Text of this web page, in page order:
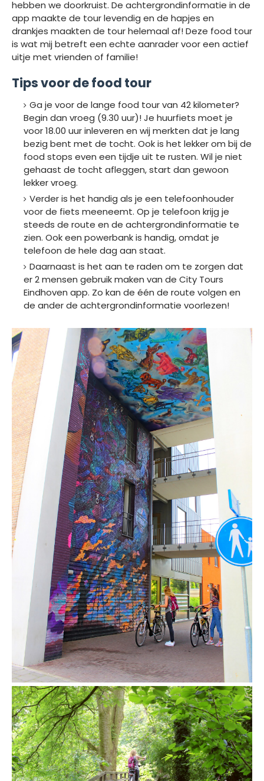
hebben we doorkruist. De achtergrondinformatie in de
app maakte de tour levendig en de hapjes en
drankjes maakten de tour helemaal af! Deze food tour
is wat mij betreft een echte aanrader voor een actief
uitje met vrienden of familie!
Tips voor de food tour
Ga je voor de lange food tour van 42 kilometer?
Begin dan vroeg (9.30 uur)! Je huurfiets moet je
voor 18.00 uur inleveren en wij merkten dat je lang
bezig bent met de tocht. Ook is het lekker om bij de
food stops even een tijdje uit te rusten. Wil je niet
gehaast de tocht afleggen, start dan gewoon
lekker vroeg.
Verder is het handig als je een telefoonhouder
voor de fiets meeneemt. Op je telefoon krijg je
steeds de route en de achtergrondinformatie te
zien. Ook een powerbank is handig, omdat je
telefoon de hele dag aan staat.
Daarnaast is het aan te raden om te zorgen dat
er 2 mensen gebruik maken van de City Tours
Eindhoven app. Zo kan de één de route volgen en
de ander de achtergrondinformatie voorlezen!